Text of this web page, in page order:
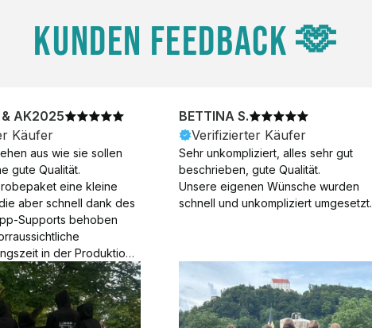
KUNDEN FEEDBACK 🫶
& AK2025
Käufer
aus wie sie sollen
gute Qualität.
eine kleine
aber schnell dank des
Supports behoben
in der Produktion
Produktion dauerte 7
Samstage und ohne
die Lieferung
am Tag nach der
BETTINA S.
Verifizierter Käufer
Sehr unkompliziert, alles sehr gut
beschrieben, gute Qualität.
Unsere eigenen Wünsche wurden
schnell und unkompliziert umgesetzt.